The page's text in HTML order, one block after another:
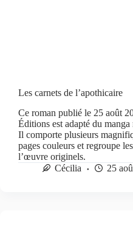
Les carnets de l’apothicaire
Ce roman publié le 25 août
Éditions est adapté du
Il comporte plusieurs
pages couleurs et regroupe
l’œuvre originels.
Cécilia
25